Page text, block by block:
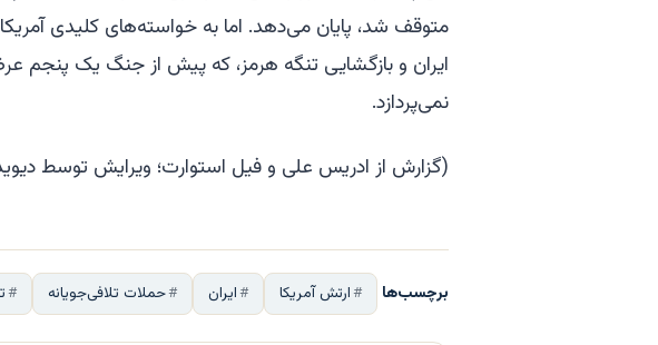
متوقف شد، پایان می‌دهد. اما به خواسته‌های کلیدی
ایران و بازگشایی تنگه هرمز، که پیش از جنگ یک پنجم
نمی‌پردازد.
(گزارش از ادریس علی و فیل استوارت؛ ویرایش توسط
برچسب‌ها ارتش آمریکا ایران حملات تلافی‌جویانه